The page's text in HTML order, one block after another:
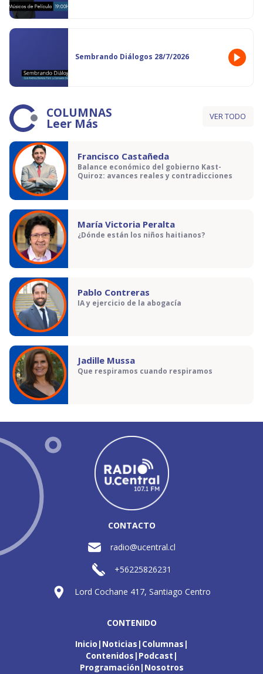
Sembrando Diálogos 28/7/2026
COLUMNAS
Leer Más VER TODO
Francisco Castañeda
Balance económico del gobierno Kast-
Quiroz: avances reales y contradicciones
María Victoria Peralta
¿Dónde están los niños haitianos?
Pablo Contreras
IA y ejercicio de la abogacía
Jadille Mussa
Que respiramos cuando respiramos
CONTACTO
radio@ucentral.cl
+56225826231
Lord Cochane 417, Santiago Centro
CONTENIDO
Inicio Noticias Columnas
Contenidos Podcast
Programación Nosotros